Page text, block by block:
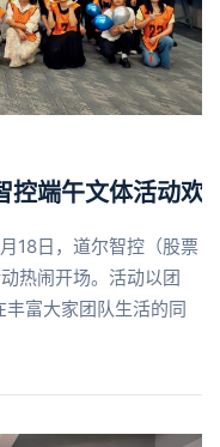
控端午文体活动欢
18日，道尔智控（股票
热闹开场。活动以团
富大家团队生活的同